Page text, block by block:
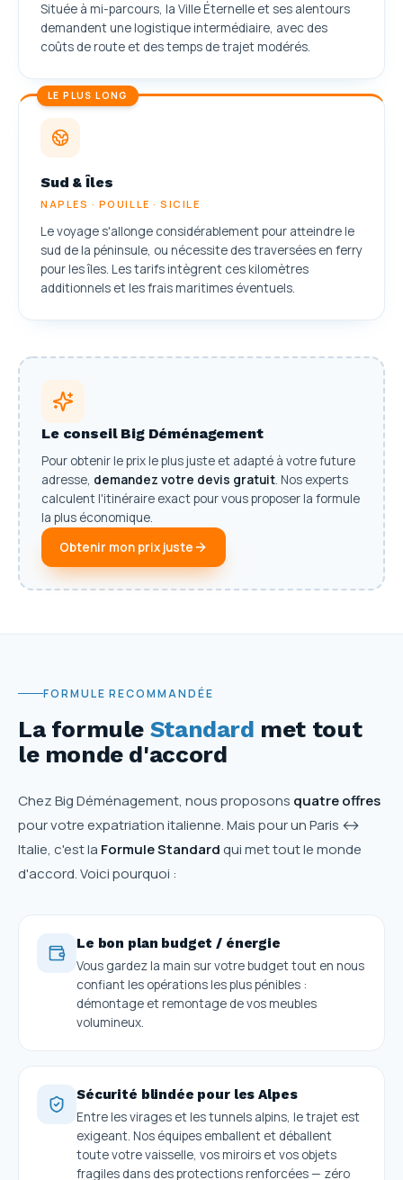
Située à mi-parcours, la Ville Éternelle et ses alentours
demandent une logistique intermédiaire, avec des
coûts de route et des temps de trajet modérés.
LE PLUS LONG
Sud & Îles
NAPLES · POUILLE · SICILE
Le voyage s'allonge considérablement pour atteindre le
sud de la péninsule, ou nécessite des traversées en ferry
pour les îles. Les tarifs intègrent ces kilomètres
additionnels et les frais maritimes éventuels.
Le conseil Big Déménagement
Pour obtenir le prix le plus juste et adapté à votre future
adresse, demandez votre devis gratuit. Nos experts
calculent l'itinéraire exact pour vous proposer la formule
la plus économique.
Obtenir mon prix juste
FORMULE RECOMMANDÉE
La formule Standard met tout
le monde d'accord
Chez Big Déménagement, nous proposons quatre offres
pour votre expatriation italienne. Mais pour un Paris ↔
Italie, c'est la Formule Standard qui met tout le monde
d'accord. Voici pourquoi :
Le bon plan budget / énergie
Vous gardez la main sur votre budget tout en nous
confiant les opérations les plus pénibles :
démontage et remontage de vos meubles
volumineux.
Sécurité blindée pour les Alpes
Entre les virages et les tunnels alpins, le trajet est
exigeant. Nos équipes emballent et déballent
toute votre vaisselle, vos miroirs et vos objets
fragiles dans des protections renforcées — zéro